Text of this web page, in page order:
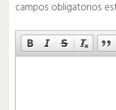
campos obligatorios